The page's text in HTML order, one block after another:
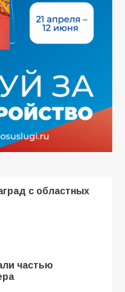
с областных
частью